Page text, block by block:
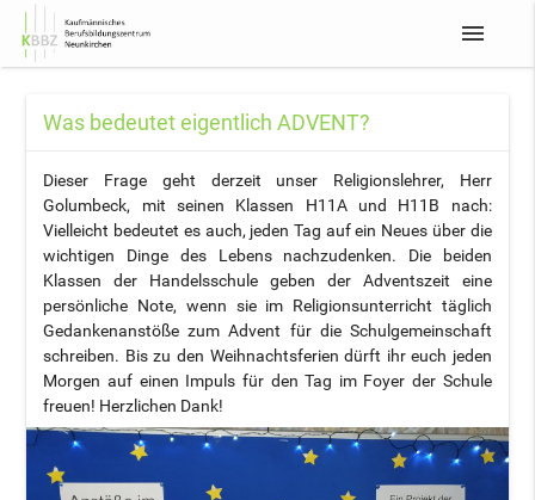
menu
Was bedeutet eigentlich ADVENT?
Dieser Frage geht derzeit unser Religionslehrer, Herr
Golumbeck, mit seinen Klassen H11A und H11B nach:
Vielleicht bedeutet es auch, jeden Tag auf ein Neues über die
wichtigen Dinge des Lebens nachzudenken. Die beiden
Klassen der Handelsschule geben der Adventszeit eine
persönliche Note, wenn sie im Religionsunterricht täglich
Gedankenanstöße zum Advent für die Schulgemeinschaft
schreiben. Bis zu den Weihnachtsferien dürft ihr euch jeden
Morgen auf einen Impuls für den Tag im Foyer der Schule
freuen! Herzlichen Dank!